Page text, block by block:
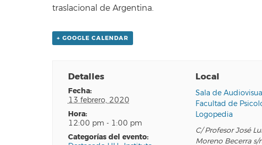
traslacional de Argentina.
+ GOOGLE CALENDAR
Detalles
fecha:
13 febrero, 2020
hora:
12:00 pm - 1:00 pm
categorías del evento:
Local
Sala de
Facultad de
Logopedia
C/ Profesor José
Moreno Becerra s/